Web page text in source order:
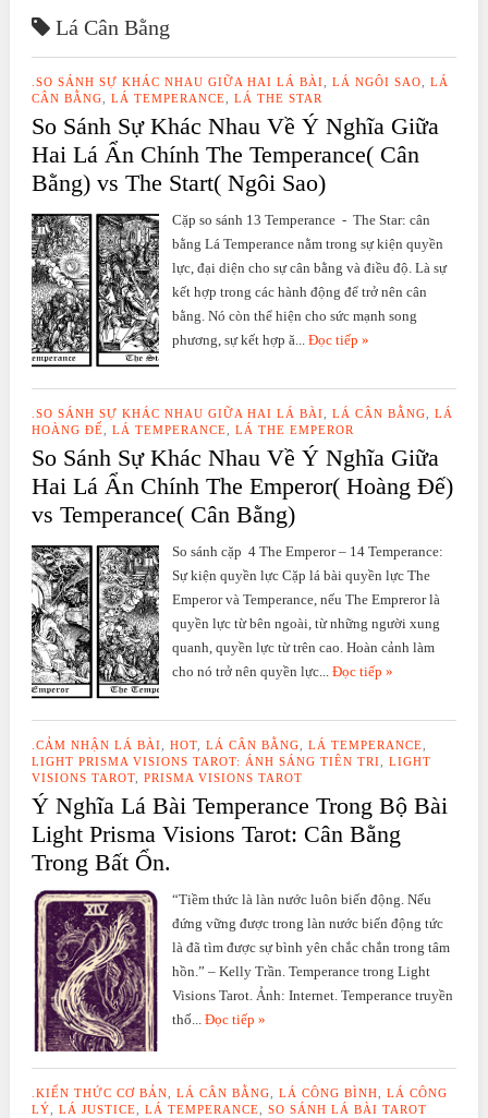
Lá Cân Bằng
.SO SÁNH SỰ KHÁC NHAU GIỮA HAI LÁ BÀI, LÁ NGÔI SAO, LÁ
CÂN BẰNG, LÁ TEMPERANCE, LÁ THE STAR
So Sánh Sự Khác Nhau Về Ý Nghĩa Giữa
Hai Lá Ẩn Chính The Temperance( Cân
Bằng) vs The Start( Ngôi Sao)
Cặp so sánh 13 Temperance - The Star: cân
bằng Lá Temperance nằm trong sự kiện quyền
lực, đại diện cho sự cân bằng và điều độ. Là sự
kết hợp trong các hành động để trở nên cân
bằng. Nó còn thể hiện cho sức mạnh song
phương, sự kết hợp ă... Đọc tiếp »
.SO SÁNH SỰ KHÁC NHAU GIỮA HAI LÁ BÀI, LÁ CÂN BẰNG, LÁ
HOÀNG ĐẾ, LÁ TEMPERANCE, LÁ THE EMPEROR
So Sánh Sự Khác Nhau Về Ý Nghĩa Giữa
Hai Lá Ẩn Chính The Emperor( Hoàng Đế)
vs Temperance( Cân Bằng)
So sánh cặp 4 The Emperor – 14 Temperance:
Sự kiện quyền lực Cặp lá bài quyền lực The
Emperor và Temperance, nếu The Empreror là
quyền lực từ bên ngoài, từ những người xung
quanh, quyền lực từ trên cao. Hoàn cảnh làm
cho nó trở nên quyền lực... Đọc tiếp »
.CẢM NHẬN LÁ BÀI, HOT, LÁ CÂN BẰNG, LÁ TEMPERANCE,
LIGHT PRISMA VISIONS TAROT: ÁNH SÁNG TIÊN TRI, LIGHT
VISIONS TAROT, PRISMA VISIONS TAROT
Ý Nghĩa Lá Bài Temperance Trong Bộ Bài
Light Prisma Visions Tarot: Cân Bằng
Trong Bất Ổn.
“Tiềm thức là làn nước luôn biến động. Nếu
đứng vững được trong làn nước biến động tức
là đã tìm được sự bình yên chắc chắn trong tâm
hồn.” – Kelly Trần. Temperance trong Light
Visions Tarot. Ảnh: Internet. Temperance truyền
thố... Đọc tiếp »
.KIẾN THỨC CƠ BẢN, LÁ CÂN BẰNG, LÁ CÔNG BÌNH, LÁ CÔNG
LÝ, LÁ JUSTICE, LÁ TEMPERANCE, SO SÁNH LÁ BÀI TAROT